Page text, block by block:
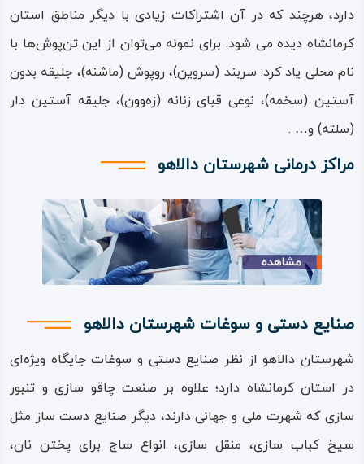
است.
دارد، هرچند که در آن اشتراکات زیادی با دیگر مناطق استان
کرمانشاه دیده می شود. برای نمونه می‌توان از این تن‌پوش‌ها با
نام محلی یاد کرد: سربند (سروین)، روپوش (ماشنه)، جلیقه بدون
آستین (سخمه)، نوعی قبای زنانه (زه‌وون)، جلیقه آستین‌ دار
(سلته) و… .
مراکز درمانی شهرستان دالاهو
صنایع دستی و سوغات شهرستان دالاهو
شهرستان دالاهو از نظر صنایع دستی و سوغات جایگاه ویژه‌ای
در استان کرمانشاه دارد؛ علاوه بر صنعت چاقو سازی و تنبور
سازی که شهرت ملی و جهانی دارند، دیگر صنایع دست‌ ساز مثل
سیخ‌ کباب سازی، منقل‌ سازی، انواع ساج برای پختن نان،